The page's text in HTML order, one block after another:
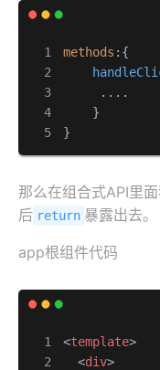
methods :{
     ....
    }
}
那么在组合式API里
后 return 暴露出去。
app根组件代码
<template>
<div>